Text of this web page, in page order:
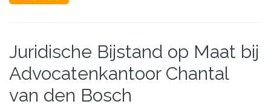
Juridische Bijstand op Maat bij
Advocatenkantoor Chantal
van den Bosch